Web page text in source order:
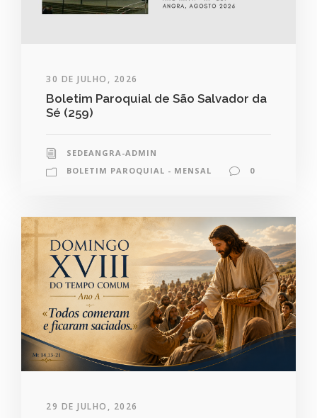
30 DE JULHO, 2026
Boletim Paroquial de São Salvador da
Sé (259)
SEDEANGRA-ADMIN
BOLETIM PAROQUIAL - MENSAL
0
29 DE JULHO, 2026